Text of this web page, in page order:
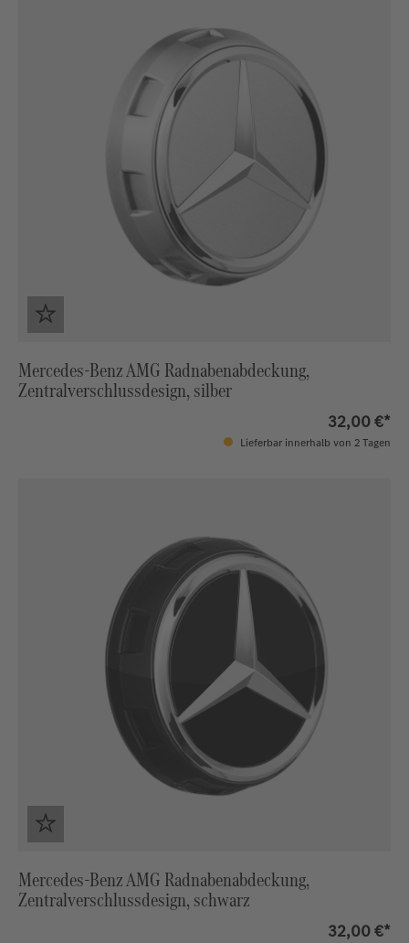
Mercedes-Benz AMG Radnabenabdeckung,
Zentralverschlussdesign, silber
32,00 €*
Lieferbar innerhalb von 2 Tagen
Mercedes-Benz AMG Radnabenabdeckung,
Zentralverschlussdesign, schwarz
32,00 €*